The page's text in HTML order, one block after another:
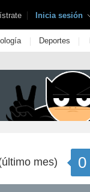
| Inicia sesión
| Deportes |
mes) 0